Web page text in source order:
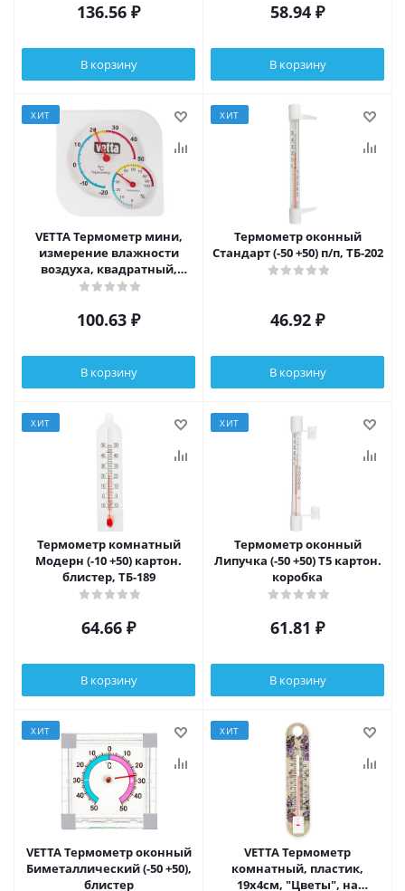
136.56 ₽
В корзину
58.94 ₽
В корзину
ХИТ
VETTA Термометр мини,
измерение влажности
воздуха, квадратный,
7,5x7,5см, пластик, блистер
100.63 ₽
В корзину
ХИТ
Термометр оконный
Стандарт (-50 +50) п/п, ТБ-202
46.92 ₽
В корзину
ХИТ
Термометр комнатный
Модерн (-10 +50) картон.
блистер, ТБ-189
64.66 ₽
В корзину
ХИТ
Термометр оконный
Липучка (-50 +50) Т5 картон.
коробка
61.81 ₽
В корзину
ХИТ
VETTA Термометр оконный
Биметаллический (-50 +50),
блистер
ХИТ
VETTA Термометр
комнатный, пластик,
19х4см, "Цветы", на